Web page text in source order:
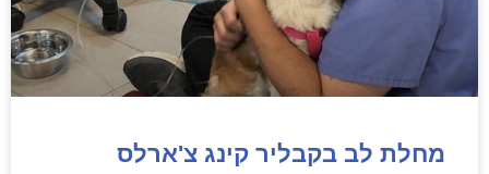
מחלת לב בקבליר קינג צ'ארלס